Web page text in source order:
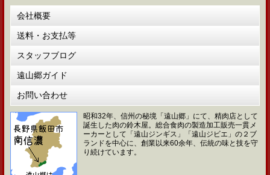
会社概要
送料・お支払等
スタッフブログ
遠山郷ガイド
お問い合わせ
昭和32年、信州の秘境「遠山郷」にて、精肉店として
誕生した肉の鈴木屋。総合食肉の製造加工販売一貫メ
ーカーとして「遠山ジンギス」「遠山ジビエ」の２ブ
ランドを中心に、創業以来60余年、伝統の味と技を守
り続けています。